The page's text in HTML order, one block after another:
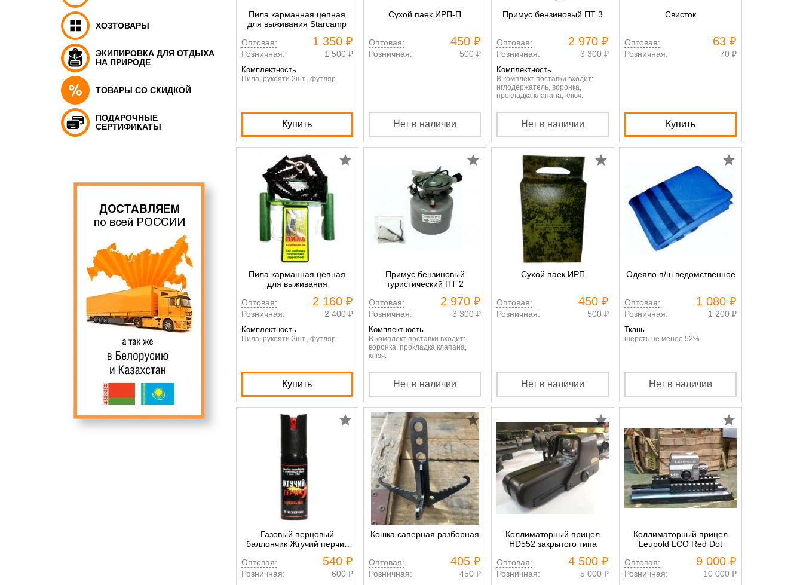
ХОЗТОВАРЫ
ЭКИПИРОВКА ДЛЯ ОТДЫХА
НА ПРИРОДЕ
ТОВАРЫ СО СКИДКОЙ
ПОДАРОЧНЫЕ
СЕРТИФИКАТЫ
Пила карманная цепная
для выживания Starcamp
Оптовая:
1 350 ₽
Розничная: 1 500 ₽
Комплектность
Пила, рукояти 2шт., футляр
Купить
Сухой паек ИРП-П
Оптовая: 450 ₽
Розничная: 500 ₽
Нет в наличии
Примус бензиновый ПТ 3
Оптовая: 2 970 ₽
Розничная: 3 300 ₽
Комплектность
В комплект поставки входит:
иглодержатель, воронка,
прокладка клапана, ключ.
Нет в наличии
Свисток
Оптовая: 63 ₽
Розничная: 70 ₽
Купить
Пила карманная цепная
для выживания
Оптовая:
2 160 ₽
Розничная: 2 400 ₽
Комплектность
Пила, рукояти 2шт., футляр
Купить
Примус бензиновый
туристический ПТ 2
Оптовая:
2 970 ₽
Розничная: 3 300 ₽
Комплектность
В комплект поставки входит:
воронка, прокладка клапана,
ключ.
Нет в наличии
Сухой паек ИРП
Оптовая: 450 ₽
Розничная: 500 ₽
Нет в наличии
Одеяло п/ш ведомственное
Оптовая: 1 080 ₽
Розничная: 1 200 ₽
Ткань
шерсть не менее 52%
Нет в наличии
Газовый перцовый
баллончик Жгучий перчик
Оптовая:
540 ₽
Розничная: 600 ₽
Кошка саперная разборная
Оптовая: 405 ₽
Розничная: 450 ₽
Коллиматорный прицел
HD552 закрытого типа
Оптовая:
4 500 ₽
Розничная: 5 000 ₽
Коллиматорный прицел
Leupold LCO Red Dot
Оптовая:
9 000 ₽
Розничная: 10 000 ₽